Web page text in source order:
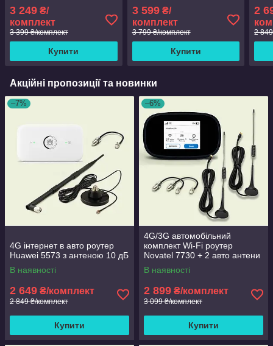
3 249 ₴/
комплект
3 399 ₴/комплект
Купити
3 599₴/
комплект
3 799 ₴/комплект
Купити
2
2
Акційні пропозиції та новинки
–7%
4G інтернет в авто роутер
Huawei 5573 з антеною 10 дБ
В наявності
2 649 ₴/комплект
2 849 ₴/комплект
Купити
–6%
4G/3G автомобільний
комплект Wi-Fi роутер
Novatel 7730 + 2 авто антени
по 7 Дб
В наявності
2 899 ₴/комплект
3 099 ₴/комплект
Купити